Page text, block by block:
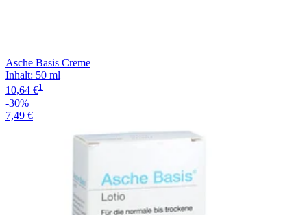
Asche Basis Creme
Inhalt: 50 ml
10,64 €1
-30%
7,49 €